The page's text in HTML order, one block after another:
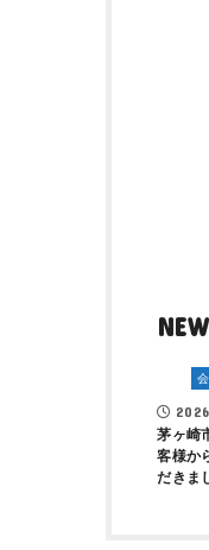
茅ヶ崎
客様か
だ